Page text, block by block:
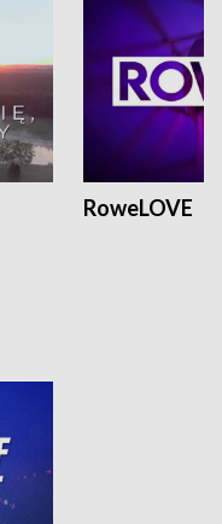
RoweLOVE